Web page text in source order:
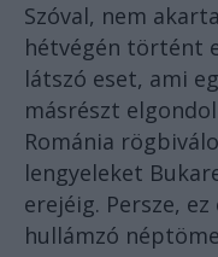
Szóval, nem
hétvégén történt
látszó eset, ami
másrészt
Románia
lengyeleket
erejéig. Persze,
hullámzó